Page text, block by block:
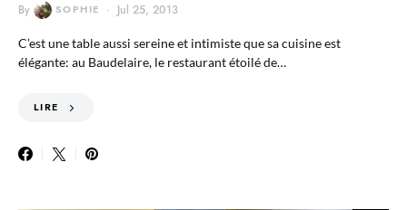
By SOPHIE Jul 25, 2013
C’est une table aussi sereine et intimiste que sa cuisine est
élégante: au Baudelaire, le restaurant étoilé de…
LIRE